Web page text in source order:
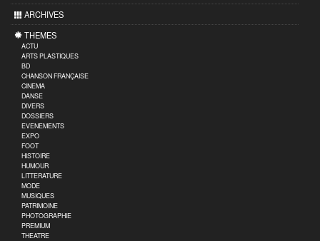
ARCHIVES
THEMES
ACTU
ARTS PLASTIQUES
BD
CHANSON FRANÇAISE
CINEMA
DANSE
DIVERS
DOSSIERS
EVENEMENTS
EXPO
FOOT
HISTOIRE
HUMOUR
LITTERATURE
MODE
MUSIQUES
PATRIMOINE
PHOTOGRAPHIE
PREMIUM
THEATRE